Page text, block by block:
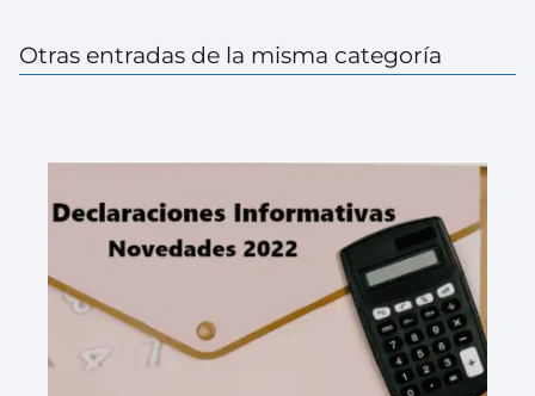
Otras entradas de la misma categoría